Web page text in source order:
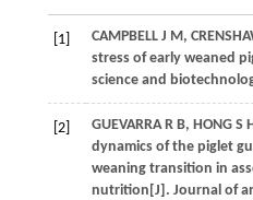
[1] CAMPBELL J M,
stress of early weaned
science and
[2] GUEVARRA R B, HONG S
dynamics of the piglet
weaning transition in
nutrition[J]. Journal of